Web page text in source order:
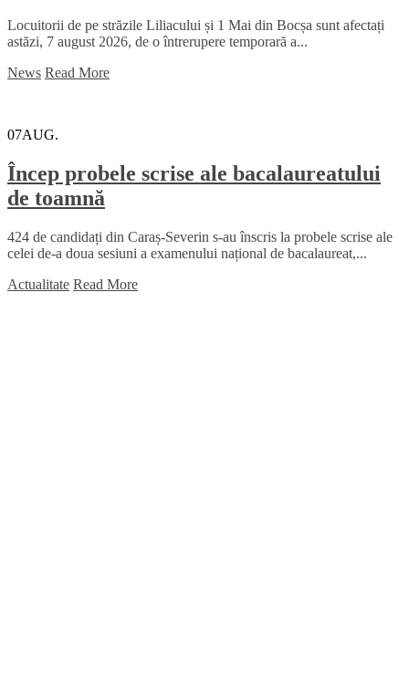
Locuitorii de pe străzile Liliacului și 1 Mai din Bocșa sunt afectați
astăzi, 7 august 2026, de o întrerupere temporară a...
News Read More
07AUG.
Încep probele scrise ale bacalaureatului
de toamnă
424 de candidați din Caraș-Severin s-au înscris la probele scrise ale
celei de-a doua sesiuni a examenului național de bacalaureat,...
Actualitate Read More